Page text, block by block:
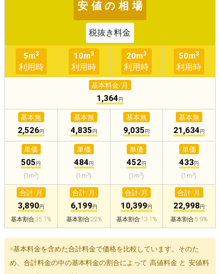
安 値 の 相 場
税抜き料金
5m3
利用時
10m3
利用時
20m3
利用時
50m3
利用時
基本料金/月
1,364円
基本無
2,526円
基本無
4,835円
基本無
9,035円
基本無
21,634円
単価
505円
(1m3)
単価
484円
(1m3)
単価
452円
(1m3)
単価
433円
(1m3)
合計/月
3,890円
基本割合:35.1%
合計/月
6,199円
基本割合:22%
合計/月
10,399円
基本割合:13.1%
合計/月
22,998円
基本割合:5.9%
※基本料金を含めた合計料金で価格を比較しています。そのた
め、合計料金の中の基本料金の割合によって 高値料金 と 安値料